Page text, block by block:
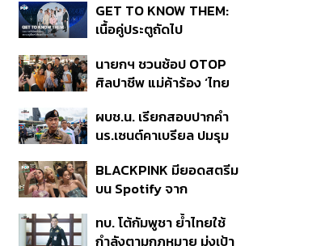
GET TO KNOW THEM:
เนื้อคู่ประตูถัดไป
นายกฯ ชวนช้อป OTOP
ศิลปาชีพ แม่ค้าร้อง ‘ไทย
ถามมีต่อไหม นายกฯ ตอบ
‘เดี๋ยวจะพยายาม’
ผบช.น. เรียกสอบปากคำ
นร.เซนต์คาเบรียล ปมรุม
ดำเนินคดีแล้ว
BLACKPINK มียอดสตรีม
บน Spotify จาก
ครั้ง ตลอด 10 ปีที่ผ่านมา
ทบ. โต้กัมพูชา ย้ำไทยใช้
กำลังตามกฎหมาย มุ่งเป้า